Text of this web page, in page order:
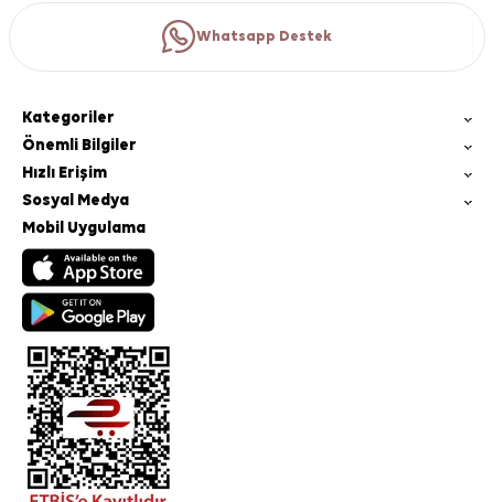
Whatsapp Destek
Kategoriler
Önemli Bilgiler
Hızlı Erişim
Sosyal Medya
Mobil Uygulama